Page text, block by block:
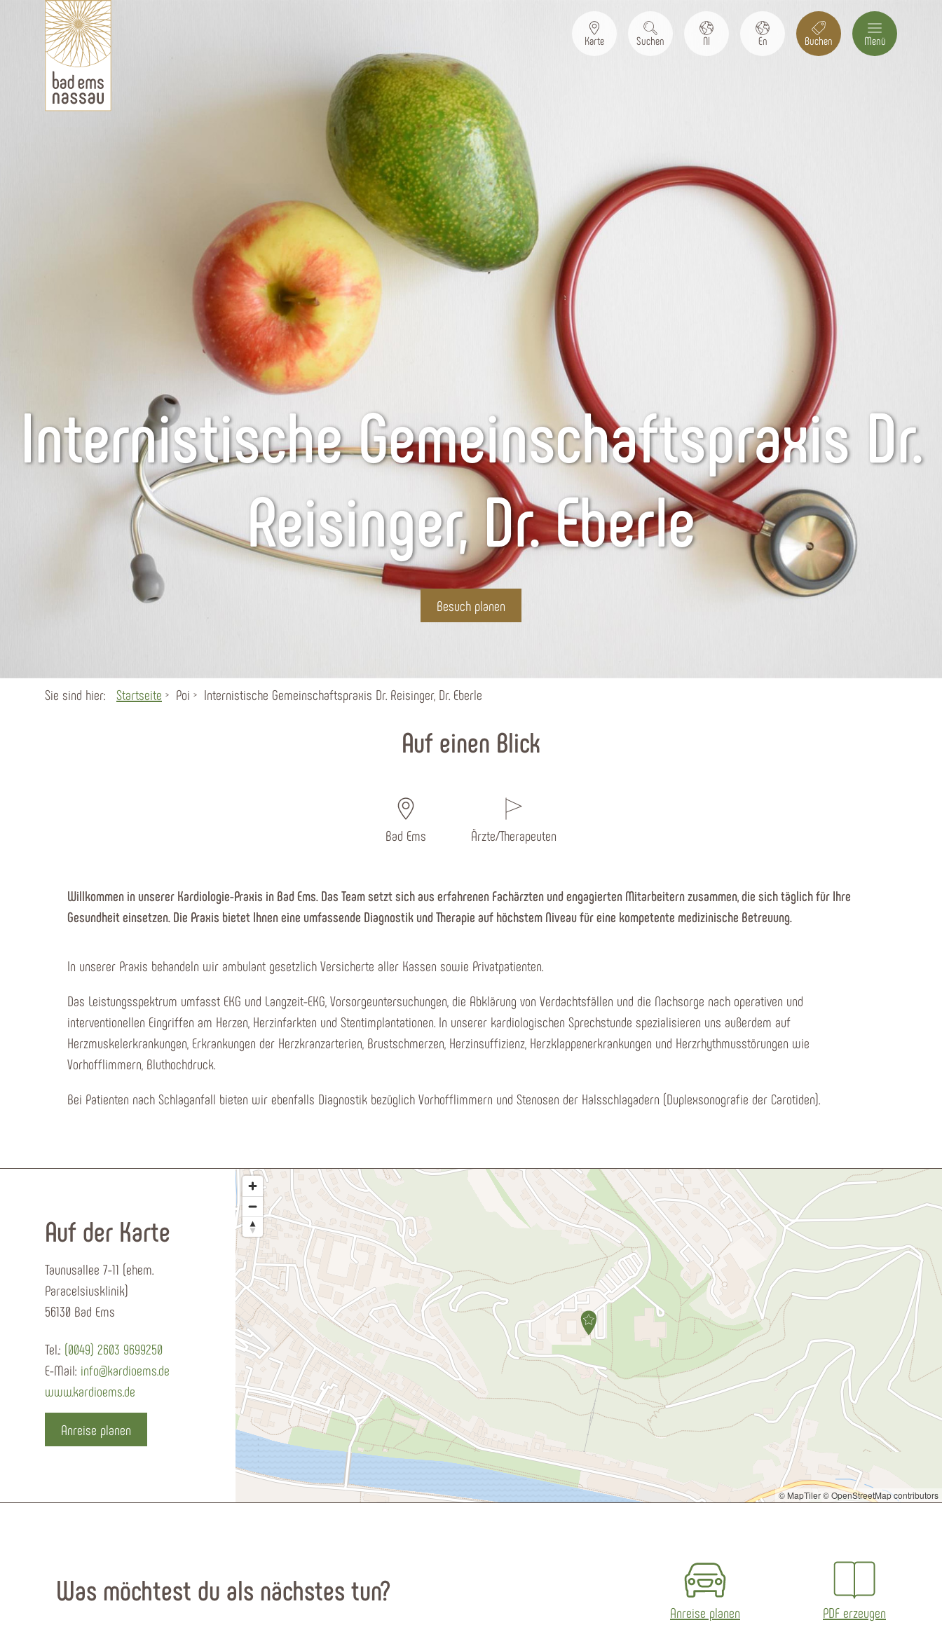
Karte Suchen Nl En Buchen Menü
Internistische Gemeinschaftspraxis Dr.
Reisinger, Dr. Eberle
Besuch planen
Sie sind hier: Startseite Poi Internistische Gemeinschaftspraxis Dr. Reisinger, Dr. Eberle
Auf einen Blick
Bad Ems Ärzte/Therapeuten
Willkommen in unserer Kardiologie-Praxis in Bad Ems. Das Team setzt sich aus erfahrenen Fachärzten und engagierten Mitarbeitern zusammen, die sich täglich für Ihre
Gesundheit einsetzen. Die Praxis bietet Ihnen eine umfassende Diagnostik und Therapie auf höchstem Niveau für eine kompetente medizinische Betreuung.
In unserer Praxis behandeln wir ambulant gesetzlich Versicherte aller Kassen sowie Privatpatienten.
Das Leistungsspektrum umfasst EKG und Langzeit-EKG, Vorsorgeuntersuchungen, die Abklärung von Verdachtsfällen und die Nachsorge nach operativen und
interventionellen Eingriffen am Herzen, Herzinfarkten und Stentimplantationen. In unserer kardiologischen Sprechstunde spezialisieren uns außerdem auf
Herzmuskelerkrankungen, Erkrankungen der Herzkranzarterien, Brustschmerzen, Herzinsuffizienz, Herzklappenerkrankungen und Herzrhythmusstörungen wie
Vorhofflimmern, Bluthochdruck.
Bei Patienten nach Schlaganfall bieten wir ebenfalls Diagnostik bezüglich Vorhofflimmern und Stenosen der Halsschlagadern (Duplexsonografie der Carotiden).
Auf der Karte
Taunusallee 7-11 (ehem.
Paracelsiusklinik)
56130 Bad Ems
Tel.: (0049) 2603 9699250
E-Mail: info@kardioems.de
www.kardioems.de
Anreise planen
© MapTiler© OpenStreetMap contributors
Was möchtest du als nächstes tun?
Anreise planen PDF erzeugen